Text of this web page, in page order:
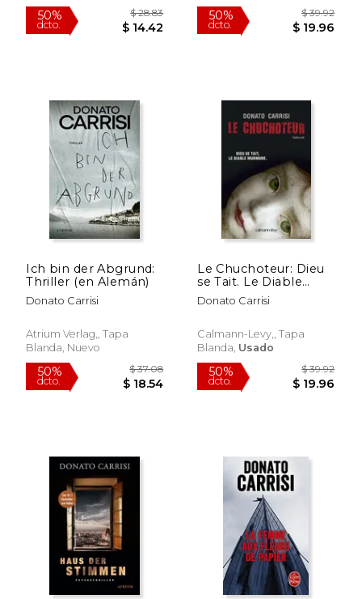
50%
dcto.
$ 33.22
$ 16.61
50%
dcto. $
Ich bin der Abgrund:
Thriller (en Alemán)
Donato Carrisi
Atrium Verlag,, Tapa
Blanda, Nuevo
Le Chuchoteur: Dieu
se Tait. Le Diable
Murmure
Donato Carrisi
Calmann-Levy,, Tapa
Blanda, Usado